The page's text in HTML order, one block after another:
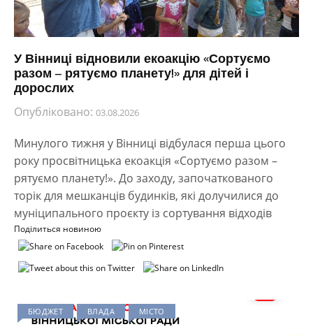
У Вінниці відновили екоакцію «Сортуємо
разом – рятуємо планету!» для дітей і
дорослих
Опубліковано: 03.08.2026
Минулого тижня у Вінниці відбулася перша цього
року просвітницька екоакція «Сортуємо разом –
рятуємо планету!». До заходу, започаткованого
торік для мешканців будинків, які долучилися до
муніципального проєкту із сортування відходів
Поділиться новиною
БЮДЖЕТ ВЛАДА МІСТО